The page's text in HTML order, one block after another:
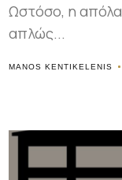
Ωστόσο, η
απλώς...
MANOS KENTIKELENIS